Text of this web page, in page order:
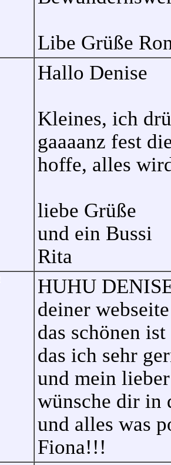
Libe Grüße
Hallo Denise
Kleines, ich
gaaaanz fest
hoffe, alles
liebe Grüße
und ein Bussi
Rita
HUHU
deiner
das schönen
das ich sehr
und mein
wünsche dir in
und alles was
Fiona!!!